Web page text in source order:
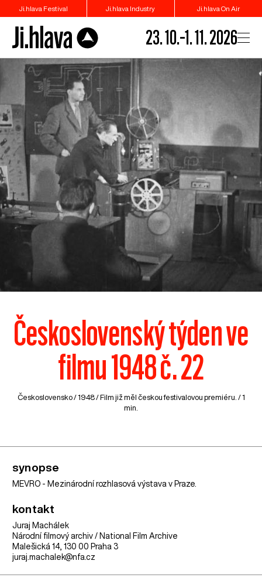
Ji.hlava Festival Ji.hlava Industry Ji.hlava On Air
23. 10.–1. 11. 2026
Československý týden ve
filmu 1948 č. 22
Československo/ 1948 / Film již měl českou festivalovou premiéru. / 1
min.
synopse
MEVRO - Mezinárodní rozhlasová výstava v Praze.
kontakt
Juraj Machálek
Národní filmový archiv / National Film Archive
Malešická 14, 130 00 Praha 3
juraj.machalek@nfa.cz